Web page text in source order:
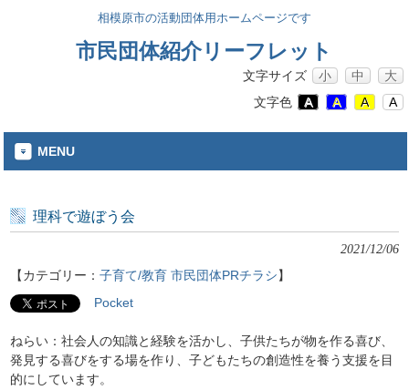
相模原市の活動団体用ホームページです
市民団体紹介リーフレット
文字サイズ 小 中
大
文字色
A A A A
MENU
理科で遊ぼう会
2021/12/06
【カテゴリー：子育て/教育 市民団体PRチラシ】
Pocket
ねらい：社会人の知識と経験を活かし、子供たちが物を作る喜び、
発見する喜びをする場を作り、子どもたちの創造性を養う支援を目
的にしています。